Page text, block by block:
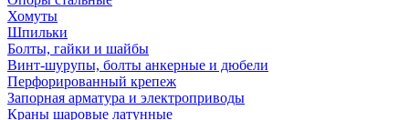
Хомуты
Шпильки
Болты, гайки и шайбы
Винт-шурупы, болты анкерные и дюбели
Перфорированный крепеж
Запорная арматура и электроприводы
Краны шаровые латунные